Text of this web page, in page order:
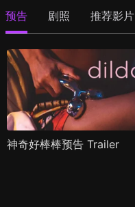
预告 剧照 推荐影片
神奇好棒棒预告 Trailer